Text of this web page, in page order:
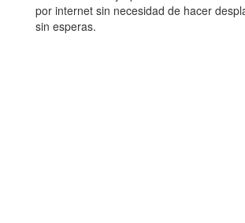
por internet sin necesidad de hacer
sin esperas.